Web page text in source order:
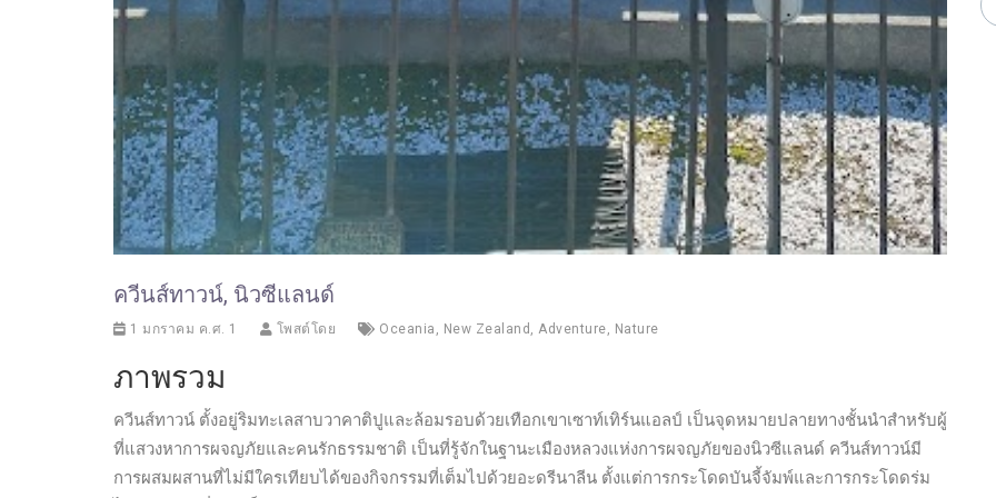
ควีนส์ทาวน์, นิวซีแลนด์
1 มกราคม ค.ศ. 1 โพสต์โดย Oceania New Zealand Adventure Nature
ภาพรวม
ควีนส์ทาวน์ ตั้งอยู่ริมทะเลสาบวาคาติปูและล้อมรอบด้วยเทือกเขาเซาท์เทิร์นแอลป์ เป็นจุดหมายปลายทางชั้นนำสำหรับผู้
ที่แสวงหาการผจญภัยและคนรักธรรมชาติ เป็นที่รู้จักในฐานะเมืองหลวงแห่งการผจญภัยของนิวซีแลนด์ ควีนส์ทาวน์มี
การผสมผสานที่ไม่มีใครเทียบได้ของกิจกรรมที่เต็มไปด้วยอะดรีนาลีน ตั้งแต่การกระโดดบันจี้จัมพ์และการกระโดดร่ม